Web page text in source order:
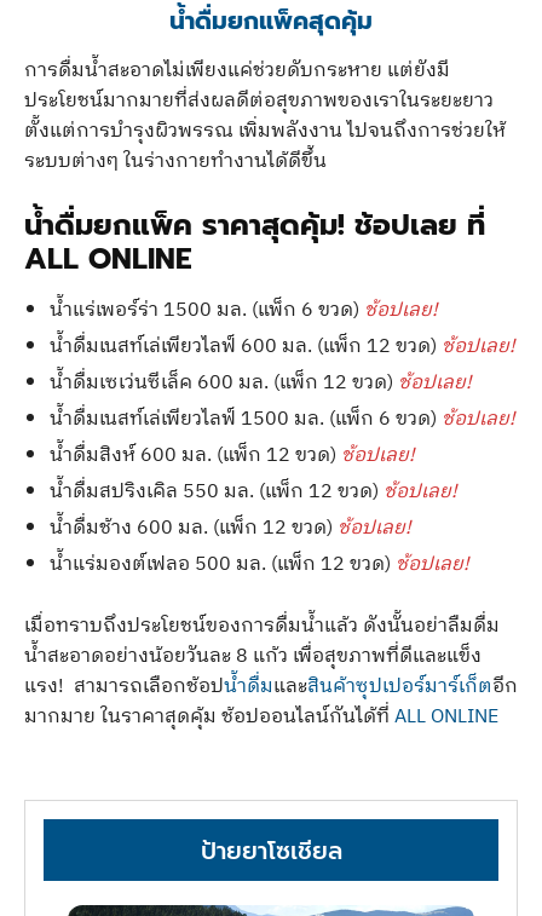
น้ำดื่มยกแพ็คสุดคุ้ม
การดื่มน้ำสะอาดไม่เพียงแค่ช่วยดับกระหาย แต่ยังมี
ประโยชน์มากมายที่ส่งผลดีต่อสุขภาพของเราในระยะยาว
ตั้งแต่การบำรุงผิวพรรณ เพิ่มพลังงาน ไปจนถึงการช่วยให้
ระบบต่างๆ ในร่างกายทำงานได้ดีขึ้น
น้ำดื่มยกแพ็ค ราคาสุดคุ้ม! ช้อปเลย ที่
ALL ONLINE
น้ำแร่เพอร์ร่า 1500 มล. (แพ็ก 6 ขวด) ช้อปเลย!
น้ำดื่มเนสท์เล่เพียวไลฟ์ 600 มล. (แพ็ก 12 ขวด) ช้อปเลย!
น้ำดื่มเซเว่นซีเล็ค 600 มล. (แพ็ก 12 ขวด) ช้อปเลย!
น้ำดื่มเนสท์เล่เพียวไลฟ์ 1500 มล. (แพ็ก 6 ขวด) ช้อปเลย!
น้ำดื่มสิงห์ 600 มล. (แพ็ก 12 ขวด) ช้อปเลย!
น้ำดื่มสปริงเคิล 550 มล. (แพ็ก 12 ขวด) ช้อปเลย!
น้ำดื่มช้าง 600 มล. (แพ็ก 12 ขวด) ช้อปเลย!
น้ำแร่มองต์เฟลอ 500 มล. (แพ็ก 12 ขวด) ช้อปเลย!
เมื่อทราบถึงประโยชน์ของการดื่มน้ำแล้ว ดังนั้นอย่าลืมดื่ม
น้ำสะอาดอย่างน้อยวันละ 8 แก้ว เพื่อสุขภาพที่ดีและแข็ง
แรง! สามารถเลือกช้อปน้ำดื่มและสินค้าซุปเปอร์มาร์เก็ตอีก
มากมาย ในราคาสุดคุ้ม ช้อปออนไลน์กันได้ที่ALL ONLINE
ป้ายยาโซเชียล